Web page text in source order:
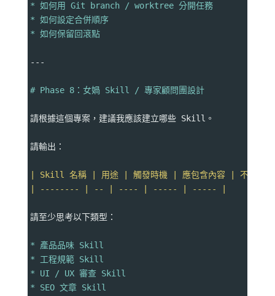
* 如何用 Git branch / worktree 分開任務
* 如何設定合併順序
* 如何保留回滾點
---
# Phase 8：女媧 Skill / 專家顧問團設計
請根據這個專案，建議我應該建立哪些 Skill。
請輸出：
| Skill 名稱 | 用途 | 觸發時機 | 應包含內容 | 不該做
| -------- | -- | ---- | ----- | ----- |
請至少思考以下類型：
* 產品品味 Skill
* 工程規範 Skill
* UI / UX 審查 Skill
* SEO 文章 Skill